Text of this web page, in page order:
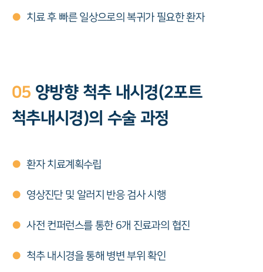
● 치료 후 빠른 일상으로의 복귀가 필요한 환자
05 양방향 척추 내시경(2포트
척추내시경)의 수술 과정
● 환자 치료계획수립
● 영상진단 및 알러지 반응 검사 시행
● 사전 컨퍼런스를 통한 6개 진료과의 협진
● 척추 내시경을 통해 병변 부위 확인